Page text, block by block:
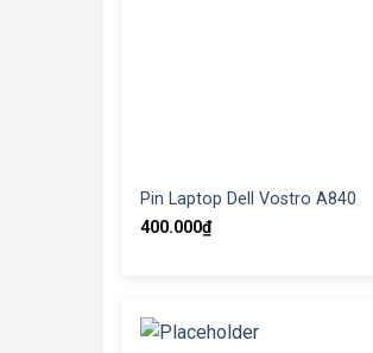
Pin Laptop Dell Vostro A840
400.000₫